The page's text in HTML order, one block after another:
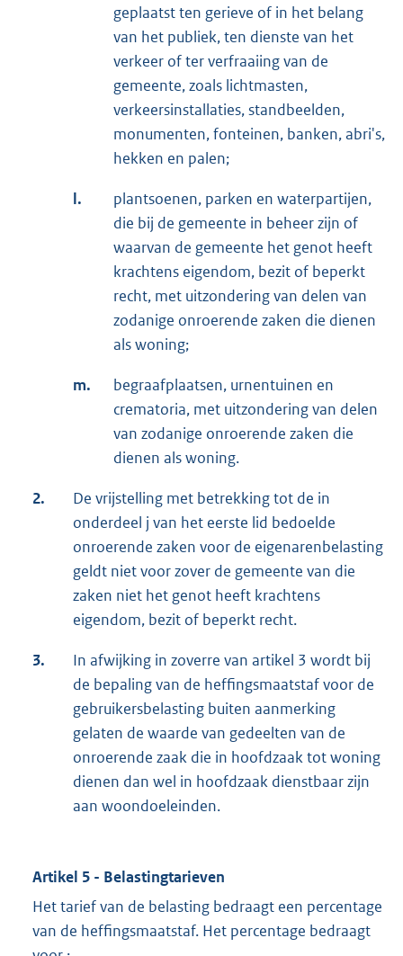
geplaatst ten gerieve of in het belang
van het publiek, ten dienste van het
verkeer of ter verfraaiing van de
gemeente, zoals lichtmasten,
verkeersinstallaties, standbeelden,
monumenten, fonteinen, banken, abri's,
hekken en palen;
l.
plantsoenen, parken en waterpartijen,
die bij de gemeente in beheer zijn of
waarvan de gemeente het genot heeft
krachtens eigendom, bezit of beperkt
recht, met uitzondering van delen van
zodanige onroerende zaken die dienen
als woning;
m.
begraafplaatsen, urnentuinen en
crematoria, met uitzondering van delen
van zodanige onroerende zaken die
dienen als woning.
2.
De vrijstelling met betrekking tot de in
onderdeel j van het eerste lid bedoelde
onroerende zaken voor de eigenarenbelasting
geldt niet voor zover de gemeente van die
zaken niet het genot heeft krachtens
eigendom, bezit of beperkt recht.
3.
In afwijking in zoverre van artikel 3 wordt bij
de bepaling van de heffingsmaatstaf voor de
gebruikersbelasting buiten aanmerking
gelaten de waarde van gedeelten van de
onroerende zaak die in hoofdzaak tot woning
dienen dan wel in hoofdzaak dienstbaar zijn
aan woondoeleinden.
Artikel 5 - Belastingtarieven
Het tarief van de belasting bedraagt een percentage
van de heffingsmaatstaf. Het percentage bedraagt